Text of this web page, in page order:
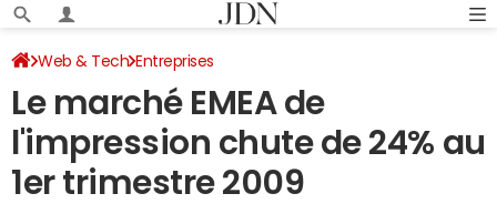
Web & Tech Entreprises
Le marché EMEA de
l'impression chute de 24% au
1er trimestre 2009